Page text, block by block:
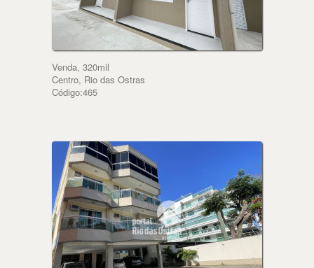
Venda, 320mil
Centro, Rio das Ostras
Código:465